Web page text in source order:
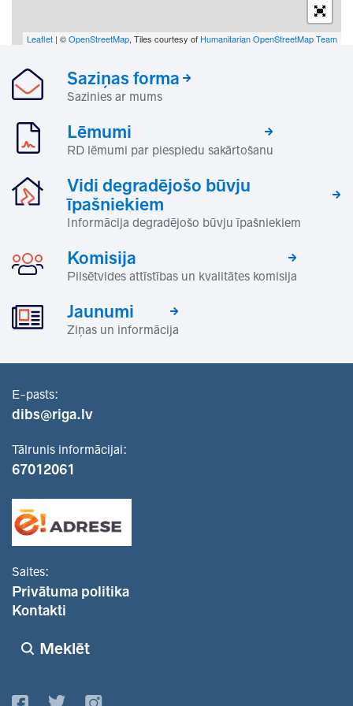
Leaflet | ©OpenStreetMap, Tiles courtesy of Humanitarian OpenStreetMap Team
Saziņas forma
Sazinies ar mums
Lēmumi
RD lēmumi par piespiedu sakārtošanu
Vidi degradējošo būvju
īpašniekiem
Informācija degradējošo būvju īpašniekiem
Komisija
Pilsētvides attīstības un kvalitātes komisija
Jaunumi
Ziņas un informācija
E-pasts:
dibs@riga.lv
Tālrunis informācijai:
67012061
Saites:
Privātuma politika
Kontakti
Meklēt